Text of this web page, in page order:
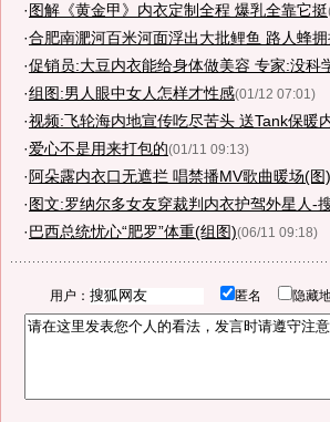
·图解《黄金甲》内衣定制全程 爆乳全靠它挺
·合肥南淝河百米河面浮出大批鲤鱼 路人蜂
·促销员:大豆内衣能给身体做美容 专家:没科
·组图:男人眼中女人怎样才性感(01/12 07:01)
·视频:飞轮海内地宣传吃尽苦头 送Tank保暖内
·爱心不是用来打包的(01/11 09:13)
· 阿朵露内衣口无遮拦 唱禁播MV歌曲暖场(图)
·图文:罗纳尔多女友穿裁判内衣护驾外星人-
·巴西总统忧心“肥罗”体重(组图)(06/11 09:18)
用户： 匿名 隐藏